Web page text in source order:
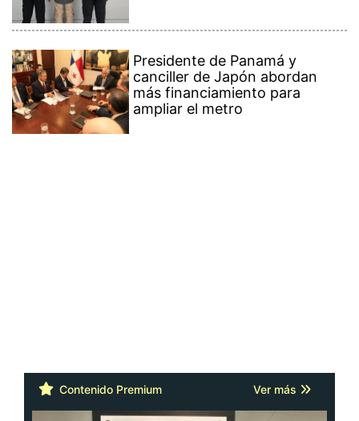
Presidente de Panamá y
canciller de Japón abordan
más financiamiento para
ampliar el metro
Contenido Premium Ver más